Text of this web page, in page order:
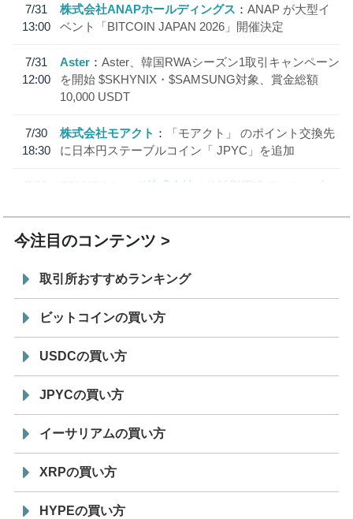
7/31
13:00
株式会社ANAPホールディングス
ANAP が大型イ
ベント「BITCOIN JAPAN 2026」開催決定
7/31
12:00
Aster
Aster、韓国RWAシーズン1取引キャンペーン
を開始 $SKHYNIX・$SAMSUNG対象、賞金総額
10,000 USDT
7/30
18:30
株式会社モアクト
「モアクト」 のポイント交換先
に日本円ステーブルコイン「 JPYC」を追加
7/29
SBI VCトレード株式会社
信託型円建てステーブル
今注目のコンテンツ
取引所おすすめランキング
ビットコインの買い方
USDCの買い方
JPYCの買い方
イーサリアムの買い方
XRPの買い方
HYPEの買い方